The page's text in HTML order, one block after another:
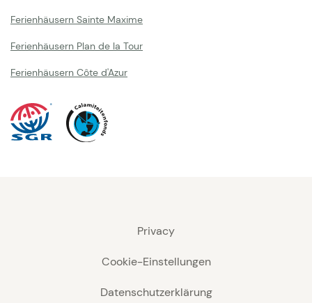
Ferienhäusern Sainte Maxime
Ferienhäusern Plan de la Tour
Ferienhäusern Côte d'Azur
Privacy
Cookie-Einstellungen
Datenschutzerklärung